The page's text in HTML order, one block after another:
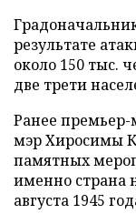
результате
около 150 тыс.
две трети
Ранее
мэр Хиросимы
памятных
именно страна
августа 1945